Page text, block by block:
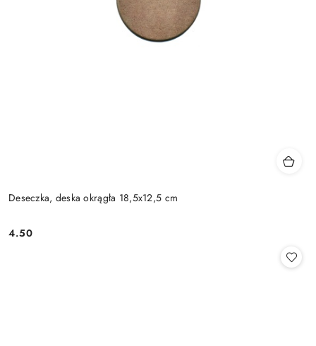
Deseczka, deska okrągła 18,5x12,5 cm
Cena:
4.50